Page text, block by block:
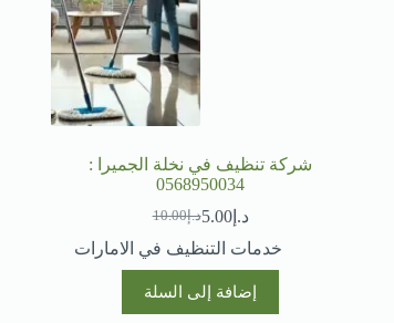
شركة تنظيف في نخلة الجميرا :
0568950034
د.إ10.00
السعر
الأصلي
هو:
د.إ5.00السعر
الحالي
هو:
خدمات التنظيف في الامارات
إضافة إلى السلة